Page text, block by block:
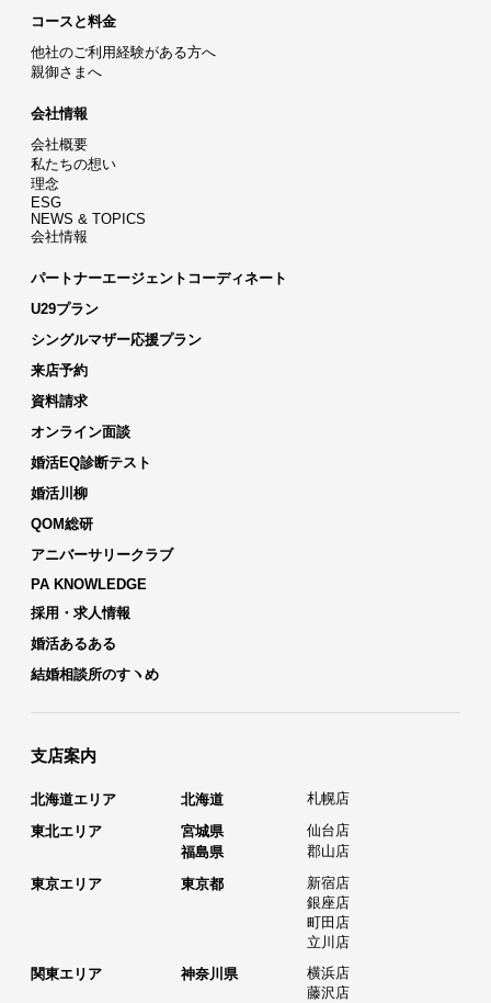
コースと料金
他社のご利用経験がある方へ
親御さまへ
会社情報
会社概要
私たちの想い
理念
ESG
NEWS & TOPICS
会社情報
パートナーエージェントコーディネート
U29プラン
シングルマザー応援プラン
来店予約
資料請求
オンライン面談
婚活EQ診断テスト
婚活川柳
QOM総研
アニバーサリークラブ
PA KNOWLEDGE
採用・求人情報
婚活あるある
結婚相談所のすヽめ
支店案内
北海道エリア 北海道
札幌店
東北エリア
宮城県
仙台店
福島県
郡山店
東京エリア
東京都
新宿店
銀座店
町田店
立川店
関東エリア
神奈川県
横浜店
藤沢店